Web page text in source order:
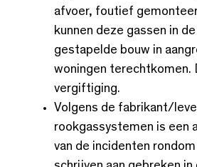
afvoer, foutief
kunnen deze gassen in
gestapelde bouw in
woningen terechtkomen.
vergiftiging.
Volgens de fabrikant/
rookgassystemen is een
van de incidenten